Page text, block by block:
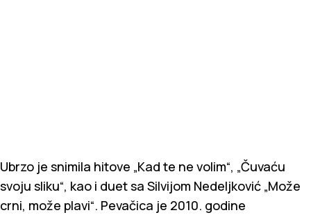
Ubrzo je snimila hitove „Kad te ne volim“, „Čuvaću
svoju sliku“, kao i duet sa Silvijom Nedeljković „Može
crni, može plavi“. Pevačica je 2010. godine